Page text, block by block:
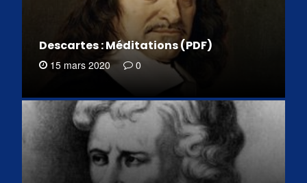
Descartes : Méditations (PDF)
15 mars 2020 0